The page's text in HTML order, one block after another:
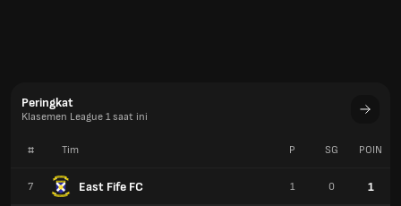
Peringkat
Klasemen League 1 saat ini
# Tim
7 East Fife FC
P SG POIN
1 0 1